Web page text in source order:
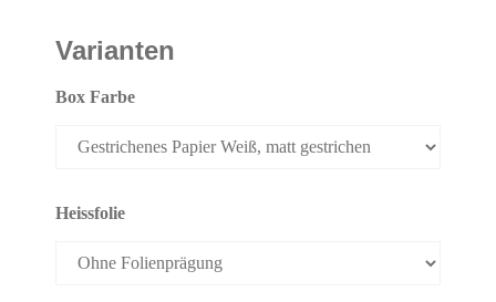
Varianten
Box Farbe
Heissfolie